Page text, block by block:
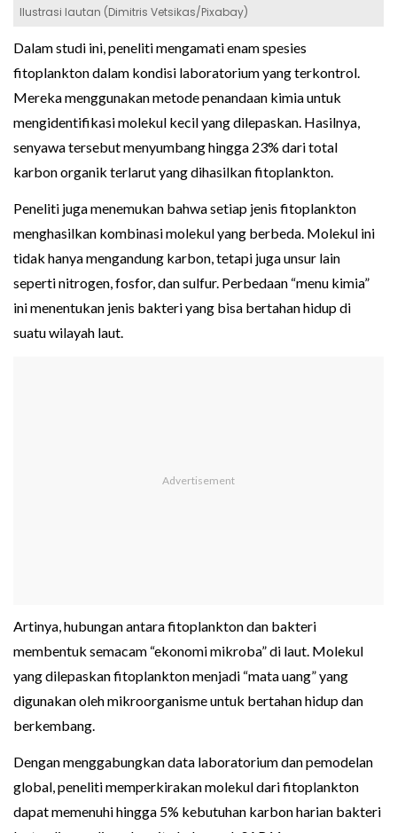
Ilustrasi lautan (Dimitris Vetsikas/Pixabay)
Dalam studi ini, peneliti mengamati enam spesies
fitoplankton dalam kondisi laboratorium yang terkontrol.
Mereka menggunakan metode penandaan kimia untuk
mengidentifikasi molekul kecil yang dilepaskan. Hasilnya,
senyawa tersebut menyumbang hingga 23% dari total
karbon organik terlarut yang dihasilkan fitoplankton.
Peneliti juga menemukan bahwa setiap jenis fitoplankton
menghasilkan kombinasi molekul yang berbeda. Molekul ini
tidak hanya mengandung karbon, tetapi juga unsur lain
seperti nitrogen, fosfor, dan sulfur. Perbedaan “menu kimia”
ini menentukan jenis bakteri yang bisa bertahan hidup di
suatu wilayah laut.
Artinya, hubungan antara fitoplankton dan bakteri
membentuk semacam “ekonomi mikroba” di laut. Molekul
yang dilepaskan fitoplankton menjadi “mata uang” yang
digunakan oleh mikroorganisme untuk bertahan hidup dan
berkembang.
Dengan menggabungkan data laboratorium dan pemodelan
global, peneliti memperkirakan molekul dari fitoplankton
dapat memenuhi hingga 5% kebutuhan karbon harian bakteri